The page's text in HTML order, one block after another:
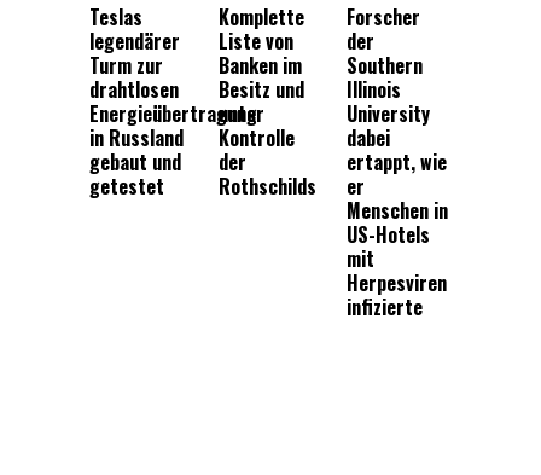
Teslas
legendärer
Turm zur
drahtlosen
Energieübertragung
in Russland
gebaut und
getestet
Komplette
Liste von
Banken im
Besitz und
unter
Kontrolle
der
Rothschilds
Forscher
der
Southern
Illinois
University
dabei
ertappt, wie
er
Menschen in
US-Hotels
mit
Herpesviren
infizierte